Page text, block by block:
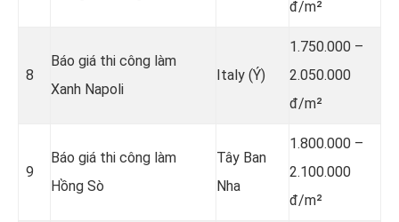
đ/m²
8
Báo giá thi công làm
Xanh Napoli
Italy (Ý)
1.750.000 –
2.050.000
đ/m²
9
Báo giá thi công làm
Hồng Sò
Tây Ban
Nha
1.800.000 –
2.100.000
đ/m²